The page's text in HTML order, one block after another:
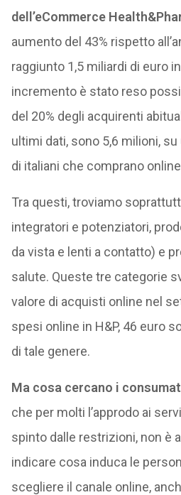
dell’eCommerce
aumento del 43% rispetto
raggiunto 1,5 miliardi di euro
incremento è stato reso
del 20% degli acquirenti
ultimi dati, sono 5,6 milioni,
di italiani che comprano
Tra questi, troviamo
integratori e potenziatori,
da vista e lenti a contatto) e
salute. Queste tre categorie
valore di acquisti online nel
spesi online in H&P, 46 euro
di tale genere.
Ma cosa cercano i
che per molti l’approdo ai
spinto dalle restrizioni, non è
indicare cosa induca le
scegliere il canale online,